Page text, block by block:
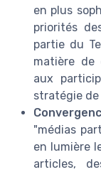
en plus
priorités
partie du
matière de
aux
stratégie
"médias
en lumière
articles,